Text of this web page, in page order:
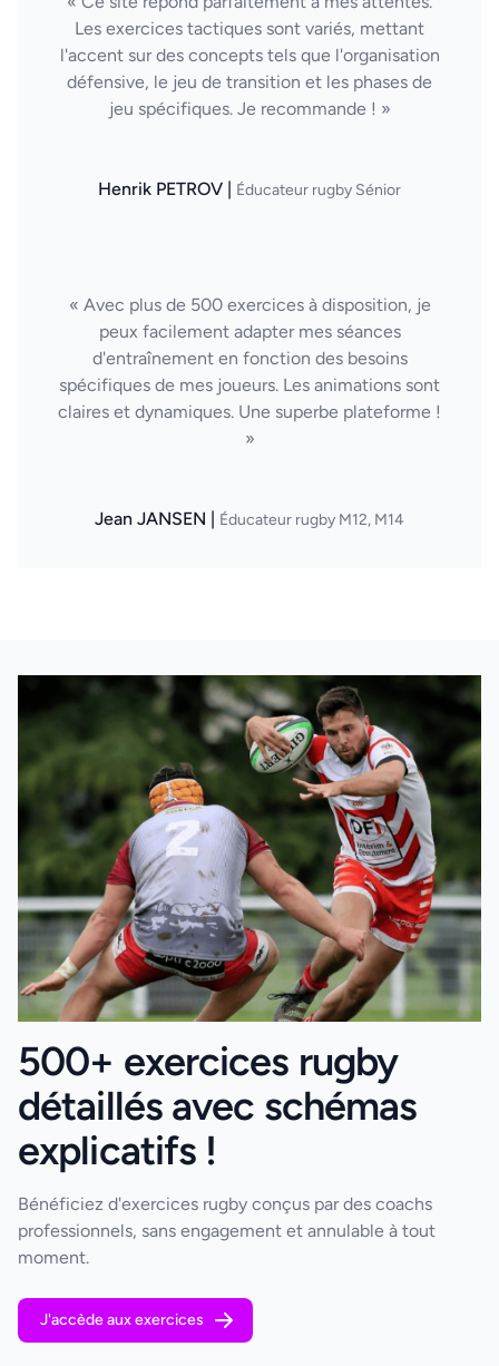
Les exercices tactiques sont variés, mettant
l'accent sur des concepts tels que l'organisation
défensive, le jeu de transition et les phases de
jeu spécifiques. Je recommande ! »
Henrik PETROV | Éducateur rugby Sénior
« Avec plus de 500 exercices à disposition, je
peux facilement adapter mes séances
d'entraînement en fonction des besoins
spécifiques de mes joueurs. Les animations sont
claires et dynamiques. Une superbe plateforme !
»
Jean JANSEN | Éducateur rugby M12, M14
500+ exercices rugby
détaillés avec schémas
explicatifs !
Bénéficiez d'exercices rugby conçus par des coachs
professionnels, sans engagement et annulable à tout
moment.
J'accède aux exercices